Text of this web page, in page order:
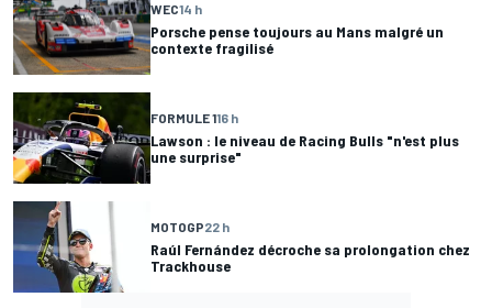
WEC14 h
Porsche pense toujours au Mans malgré un
contexte fragilisé
FORMULE 116 h
Lawson : le niveau de Racing Bulls "n'est plus
une surprise"
MOTOGP22 h
Raúl Fernández décroche sa prolongation chez
Trackhouse